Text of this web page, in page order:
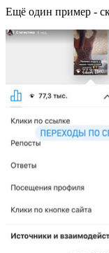
Ещё один пример -